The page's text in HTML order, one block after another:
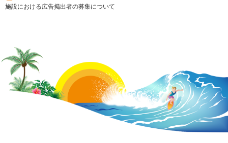
施設における広告掲出者の募集について